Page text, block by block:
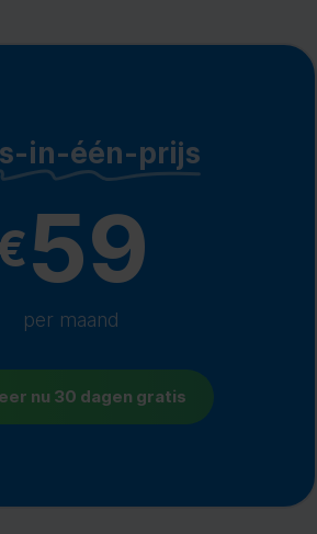
in-één-prijs
59
per maand
nu 30 dagen gratis